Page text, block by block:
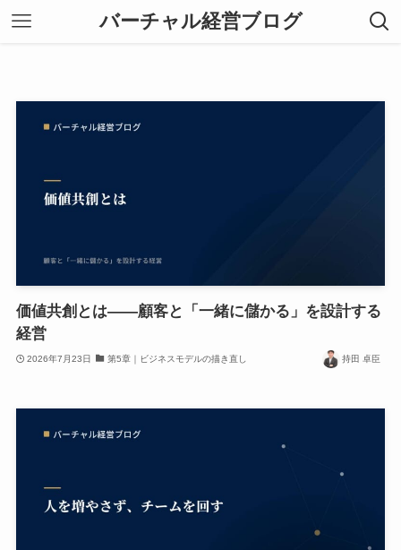
バーチャル経営ブログ
価値共創とは——顧客と「一緒に儲かる」を設計する
経営
2026年7月23日 第5章｜ビジネスモデルの描き直し 持田 卓臣